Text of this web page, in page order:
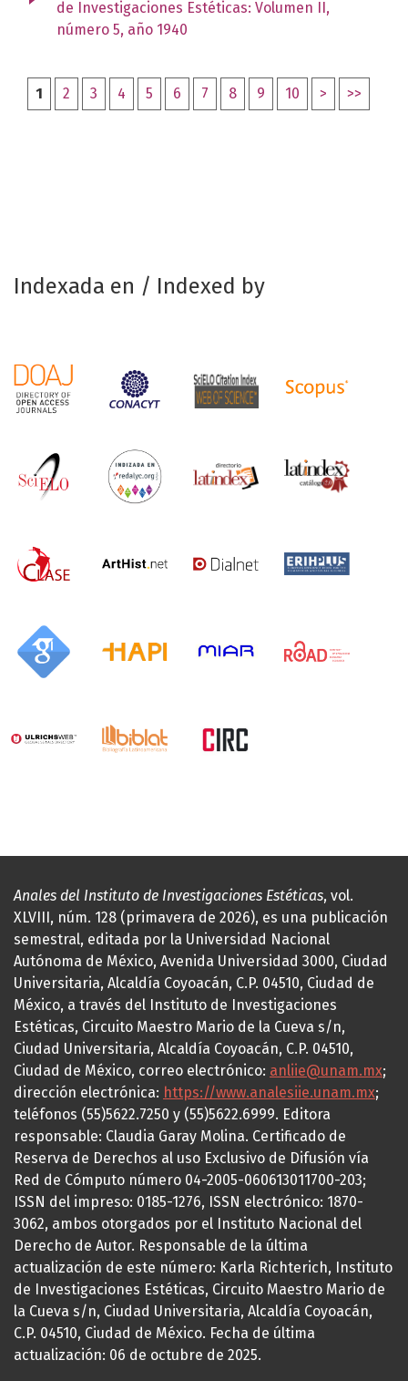
de Investigaciones Estéticas: Volumen II,
número 5, año 1940
1 2 3 4 5 6 7 8 9 10 > >>
Indexada en / Indexed by
Anales del Instituto de Investigaciones Estéticas, vol.
XLVIII, núm. 128 (primavera de 2026), es una publicación
semestral, editada por la Universidad Nacional
Autónoma de México, Avenida Universidad 3000, Ciudad
Universitaria, Alcaldía Coyoacán, C.P. 04510, Ciudad de
México, a través del Instituto de Investigaciones
Estéticas, Circuito Maestro Mario de la Cueva s/n,
Ciudad Universitaria, Alcaldía Coyoacán, C.P. 04510,
Ciudad de México, correo electrónico: anliie@unam.mx;
dirección electrónica: https://www.analesiie.unam.mx;
teléfonos (55)5622.7250 y (55)5622.6999. Editora
responsable: Claudia Garay Molina. Certificado de
Reserva de Derechos al uso Exclusivo de Difusión vía
Red de Cómputo número 04-2005-060613011700-203;
ISSN del impreso: 0185-1276, ISSN electrónico: 1870-
3062, ambos otorgados por el Instituto Nacional del
Derecho de Autor. Responsable de la última
actualización de este número: Karla Richterich, Instituto
de Investigaciones Estéticas, Circuito Maestro Mario de
la Cueva s/n, Ciudad Universitaria, Alcaldía Coyoacán,
C.P. 04510, Ciudad de México. Fecha de última
actualización: 06 de octubre de 2025.